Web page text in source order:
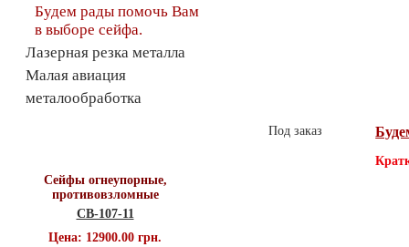
Под заказ
Будем рады помочь Вам
в выборе сейфа.
Лазерная резка металла
Малая авиация
металообработка
Сейфы огнеупорные,
противовзломные
СВ-107-11
Цена: 12900.00 грн.